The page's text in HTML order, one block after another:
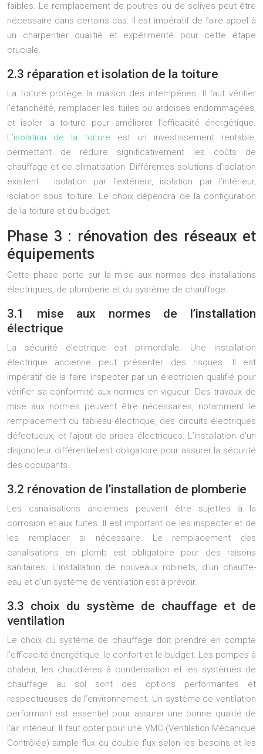
faibles. Le remplacement de poutres ou de solives peut être
nécessaire dans certains cas. Il est impératif de faire appel à
un charpentier qualifié et expérimenté pour cette étape
cruciale.
2.3 réparation et isolation de la toiture
La toiture protège la maison des intempéries. Il faut vérifier
l’étanchéité, remplacer les tuiles ou ardoises endommagées,
et isoler la toiture pour améliorer l’efficacité énergétique.
L’isolation de la toiture est un investissement rentable,
permettant de réduire significativement les coûts de
chauffage et de climatisation. Différentes solutions d’isolation
existent : isolation par l’extérieur, isolation par l’intérieur,
isolation sous toiture. Le choix dépendra de la configuration
de la toiture et du budget.
Phase 3 : rénovation des réseaux et
équipements
Cette phase porte sur la mise aux normes des installations
électriques, de plomberie et du système de chauffage.
3.1 mise aux normes de l’installation
électrique
La sécurité électrique est primordiale. Une installation
électrique ancienne peut présenter des risques. Il est
impératif de la faire inspecter par un électricien qualifié pour
vérifier sa conformité aux normes en vigueur. Des travaux de
mise aux normes peuvent être nécessaires, notamment le
remplacement du tableau électrique, des circuits électriques
défectueux, et l’ajout de prises électriques. L’installation d’un
disjoncteur différentiel est obligatoire pour assurer la sécurité
des occupants.
3.2 rénovation de l’installation de plomberie
Les canalisations anciennes peuvent être sujettes à la
corrosion et aux fuites. Il est important de les inspecter et de
les remplacer si nécessaire. Le remplacement des
canalisations en plomb est obligatoire pour des raisons
sanitaires. L’installation de nouveaux robinets, d’un chauffe-
eau et d’un système de ventilation est à prévoir.
3.3 choix du système de chauffage et de
ventilation
Le choix du système de chauffage doit prendre en compte
l’efficacité énergétique, le confort et le budget. Les pompes à
chaleur, les chaudières à condensation et les systèmes de
chauffage au sol sont des options performantes et
respectueuses de l’environnement. Un système de ventilation
performant est essentiel pour assurer une bonne qualité de
l’air intérieur. Il faut opter pour une VMC (Ventilation Mécanique
Contrôlée) simple flux ou double flux selon les besoins et les